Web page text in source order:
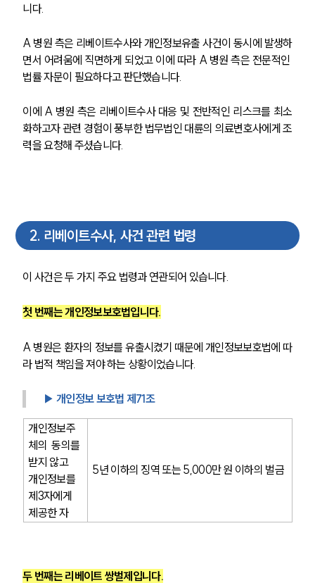
니다.
A 병원 측은 리베이트수사와 개인정보유출 사건이 동시에 발생하
면서 어려움에 직면하게 되었고 이에 따라 A 병원 측은 전문적인
법률 자문이 필요하다고 판단했습니다.
이에 A 병원 측은 리베이트수사 대응 및 전반적인 리스크를 최소
화하고자 관련 경험이 풍부한 법무법인 대륜의 의료변호사에게 조
력을 요청해 주셨습니다.
2. 리베이트수사, 사건 관련 법령
이 사건은 두 가지 주요 법령과 연관되어 있습니다.
첫 번째는 개인정보보호법입니다.
A 병원은 환자의 정보를 유출시켰기 때문에 개인정보보호법에 따
라 법적 책임을 져야 하는 상황이었습니다.
▶ 개인정보 보호법 제71조
개인정보주
체의 동의를
받지 않고
개인정보를
제3자에게
제공한 자
5년 이하의 징역 또는 5,000만 원 이하의 벌금
두 번째는 리베이트 쌍벌제입니다.